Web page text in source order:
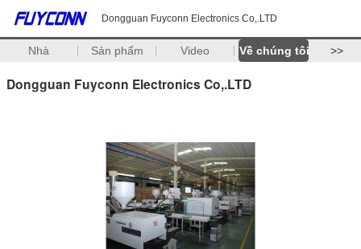
Dongguan Fuyconn Electronics Co,.LTD
Nhà Sản phẩm Video Về chúng tôi >>
Dongguan Fuyconn Electronics Co,.LTD